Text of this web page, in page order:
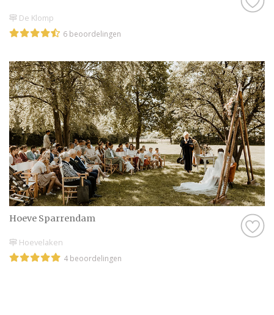
De Klomp
6 beoordelingen
Hoeve Sparrendam
Hoevelaken
4 beoordelingen